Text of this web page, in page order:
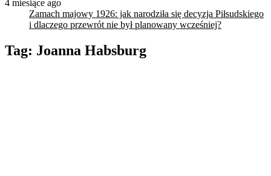
4 miesiące ago
Zamach majowy 1926: jak narodziła się decyzja Piłsudskiego
i dlaczego przewrót nie był planowany wcześniej?
Tag: Joanna Habsburg